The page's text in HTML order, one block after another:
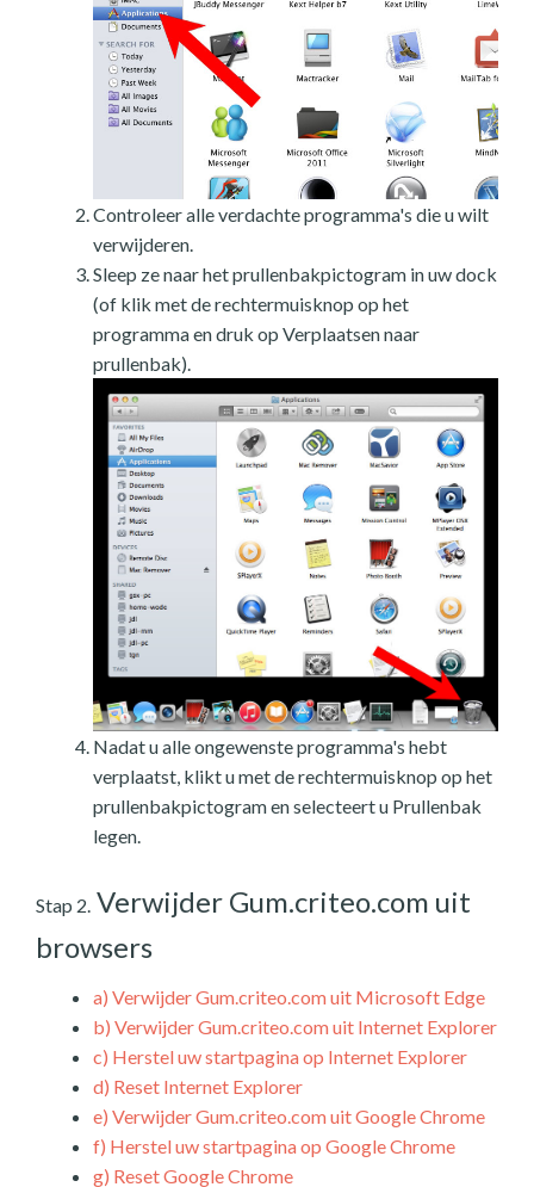
Controleer alle verdachte programma's die u wilt
verwijderen.
Sleep ze naar het prullenbakpictogram in uw dock
(of klik met de rechtermuisknop op het
programma en druk op Verplaatsen naar
prullenbak).
Nadat u alle ongewenste programma's hebt
verplaatst, klikt u met de rechtermuisknop op het
prullenbakpictogram en selecteert u Prullenbak
legen.
Stap 2. Verwijder Gum.criteo.com uit
browsers
a) Verwijder Gum.criteo.com uit Microsoft Edge
b) Verwijder Gum.criteo.com uit Internet Explorer
c) Herstel uw startpagina op Internet Explorer
d) Reset Internet Explorer
e) Verwijder Gum.criteo.com uit Google Chrome
f) Herstel uw startpagina op Google Chrome
g) Reset Google Chrome